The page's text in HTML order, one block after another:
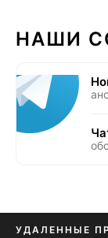
НАШИ
УДАЛЕННЫЕ